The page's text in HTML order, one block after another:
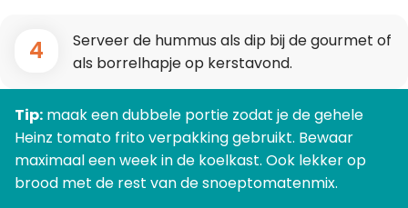
4
Serveer de hummus als dip bij de gourmet of
als borrelhapje op kerstavond.
Tip: maak een dubbele portie zodat je de gehele
Heinz tomato frito verpakking gebruikt. Bewaar
maximaal een week in de koelkast. Ook lekker op
brood met de rest van de snoeptomatenmix.